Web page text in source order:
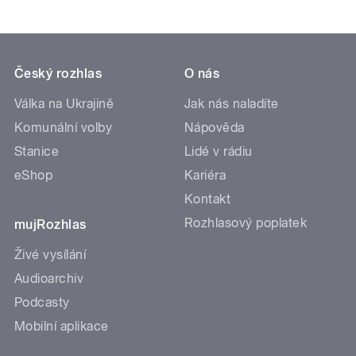
Český rozhlas
Válka na Ukrajině
Komunální volby
Stanice
eShop
mujRozhlas
Živé vysílání
Audioarchiv
Podcasty
Mobilní aplikace
O nás
Jak nás naladíte
Nápověda
Lidé v rádiu
Kariéra
Kontakt
Rozhlasový poplatek